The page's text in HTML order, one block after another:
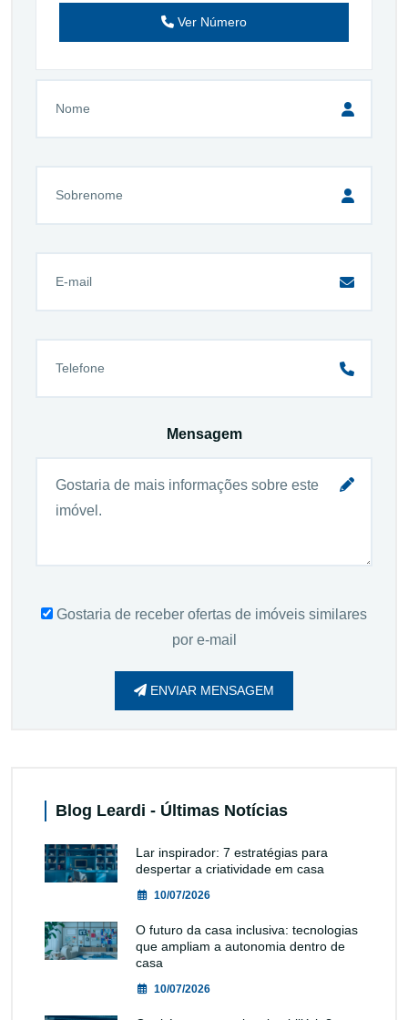
Ver Número
Mensagem
Gostaria de receber ofertas de imóveis similares
por e-mail
ENVIAR MENSAGEM
Blog Leardi - Últimas Notícias
Lar inspirador: 7 estratégias para
despertar a criatividade em casa
10/07/2026
O futuro da casa inclusiva: tecnologias
que ampliam a autonomia dentro de
casa
10/07/2026